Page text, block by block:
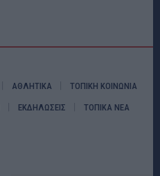
ΑΘΛΗΤΙΚΑ ΤΟΠΙΚΗ ΚΟΙΝΩΝΙΑ
ΕΚΔΗΛΩΣΕΙΣ ΤΟΠΙΚΑ ΝΕΑ